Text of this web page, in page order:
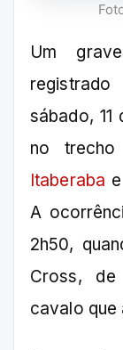
Um
sábado,
no
Itaberaba e
A
2h50,
Cross,
cavalo que